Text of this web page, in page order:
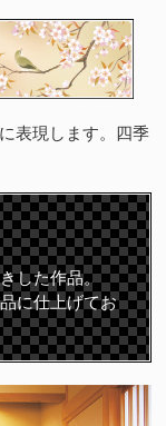
表現します。四季
した作品。
に仕上げてお